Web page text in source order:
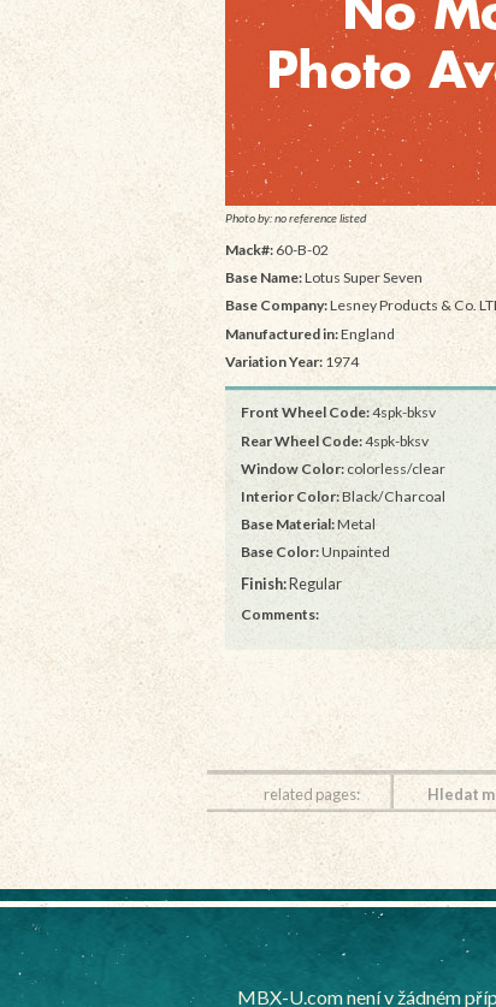
Photo by: no reference listed
Mack#:60-B-02
Base Name:Lotus Super Seven
Base Company:Lesney Products & Co.
Manufactured in:England
Variation Year: 1974
Front Wheel Code:4spk-bksv
Rear Wheel Code:4spk-bksv
Window Color:colorless/clear
Interior Color:Black/Charcoal
Base Material:Metal
Base Color:Unpainted
Finish:Regular
Comments:
related pages: Hledat
MBX-U.com není v žádném